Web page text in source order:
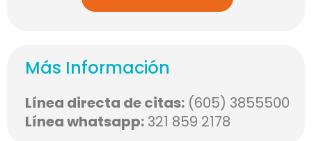
Más Información
Línea directa de citas: (605) 3855500
Línea whatsapp:321 859 2178